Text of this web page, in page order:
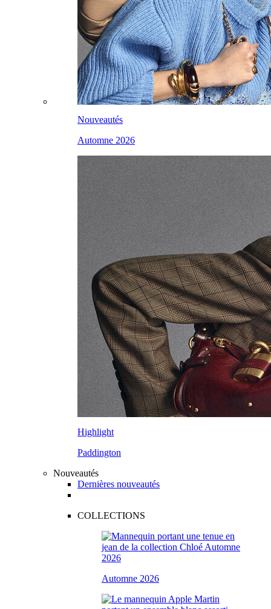
Nouveautés
Automne 2026
Highlight
Paddington
Nouveautés
Dernières nouveautés
COLLECTIONS
Automne 2026